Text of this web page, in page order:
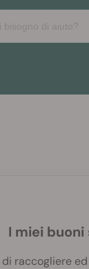
I miei
raccogliere